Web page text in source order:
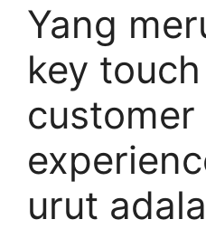
Yang
key
customer
urut